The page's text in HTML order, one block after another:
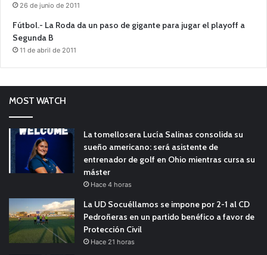
26 de junio de 2011
Fútbol.- La Roda da un paso de gigante para jugar el playoff a
Segunda B
11 de abril de 2011
MOST WATCH
La tomellosera Lucía Salinas consolida su
sueño americano: será asistente de
entrenador de golf en Ohio mientras cursa su
máster
Hace 4 horas
La UD Socuéllamos se impone por 2-1 al CD
Pedroñeras en un partido benéfico a favor de
Protección Civil
Hace 21 horas